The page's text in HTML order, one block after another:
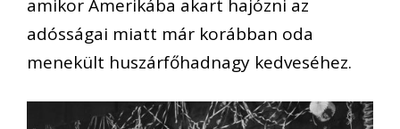
amikor Amerikába akart hajózni az
adósságai miatt már korábban oda
menekült huszárfőhadnagy kedveséhez.